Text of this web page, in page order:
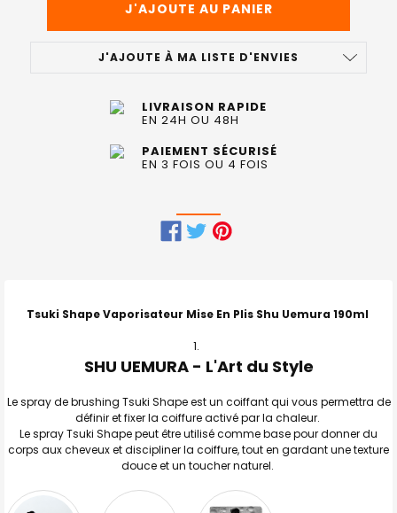
J'AJOUTE À MA LISTE D'ENVIES
LIVRAISON RAPIDE
EN 24H OU 48H
PAIEMENT SÉCURISÉ
EN 3 FOIS OU 4 FOIS
ENSEMBLE
TOUT
J'AJOUTE
LA
SÉLECTION
AU PANIER
Tsuki Shape Vaporisateur Mise En Plis Shu Uemura 190ml
SHU UEMURA - L'Art du Style
Le spray de brushing Tsuki Shape est un coiffant qui vous permettra de
définir et fixer la coiffure activé par la chaleur.
Le spray Tsuki Shape peut être utilisé comme base pour donner du
corps aux cheveux et discipliner la coiffure, tout en gardant une texture
douce et un toucher naturel.